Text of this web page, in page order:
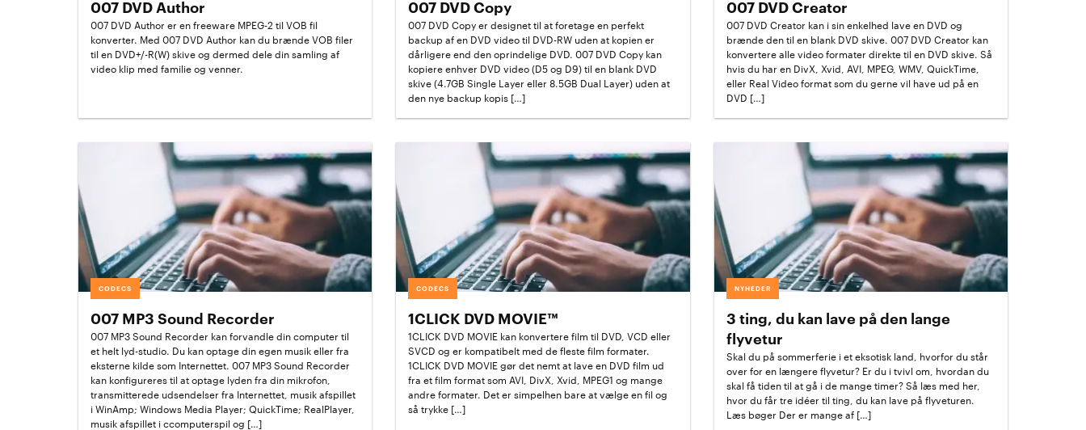
007 DVD Author
007 DVD Author er en freeware MPEG-2 til VOB fil
konverter. Med 007 DVD Author kan du brænde VOB filer
til en DVD+/-R(W) skive og dermed dele din samling af
video klip med familie og venner.
007 DVD Copy
007 DVD Copy er designet til at foretage en perfekt
backup af en DVD video til DVD-RW uden at kopien er
dårligere end den oprindelige DVD. 007 DVD Copy kan
kopiere enhver DVD video (D5 og D9) til en blank DVD
skive (4.7GB Single Layer eller 8.5GB Dual Layer) uden at
den nye backup kopis […]
007 DVD Creator
007 DVD Creator kan i sin enkelhed lave en DVD og
brænde den til en blank DVD skive. 007 DVD Creator kan
konvertere alle video formater direkte til en DVD skive. Så
hvis du har en DivX, Xvid, AVI, MPEG, WMV, QuickTime,
eller Real Video format som du gerne vil have ud på en
DVD […]
CODECS
007 MP3 Sound Recorder
007 MP3 Sound Recorder kan forvandle din computer til
et helt lyd-studio. Du kan optage din egen musik eller fra
eksterne kilde som Internettet. 007 MP3 Sound Recorder
kan konfigureres til at optage lyden fra din mikrofon,
transmitterede udsendelser fra Internettet, musik afspillet
i WinAmp; Windows Media Player; QuickTime; RealPlayer,
musik afspillet i ccomputerspil og […]
CODECS
1CLICK DVD MOVIE™
1CLICK DVD MOVIE kan konvertere film til DVD, VCD eller
SVCD og er kompatibelt med de fleste film formater.
1CLICK DVD MOVIE gør det nemt at lave en DVD film ud
fra et film format som AVI, DivX, Xvid, MPEG1 og mange
andre formater. Det er simpelhen bare at vælge en fil og
så trykke […]
NYHEDER
3 ting, du kan lave på den lange
flyvetur
Skal du på sommerferie i et eksotisk land, hvorfor du står
over for en længere flyvetur? Er du i tvivl om, hvordan du
skal få tiden til at gå i de mange timer? Så læs med her,
hvor du får tre idéer til ting, du kan lave på flyveturen.
Læs bøger Der er mange af […]